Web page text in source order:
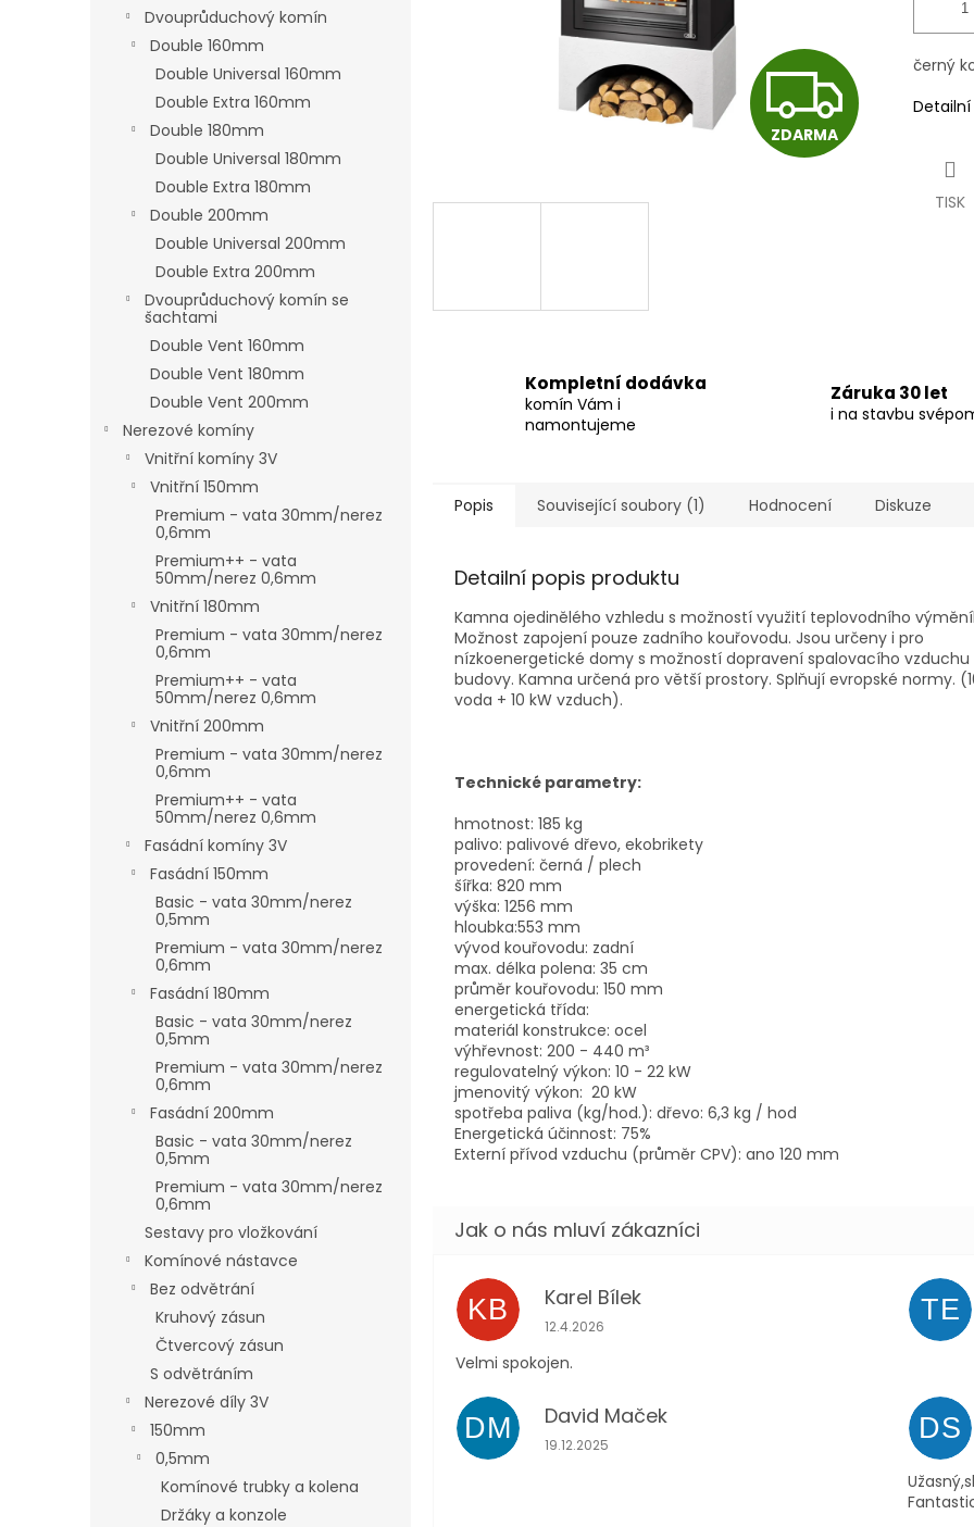
Dvouprůduchový komín
Double 160mm
Double Universal 160mm
Double Extra 160mm
Double 180mm
Double Universal 180mm
Double Extra 180mm
Double 200mm
Double Universal 200mm
Double Extra 200mm
Dvouprůduchový komín se
šachtami
Double Vent 160mm
Double Vent 180mm
Double Vent 200mm
Nerezové komíny
Vnitřní komíny 3V
Vnitřní 150mm
Premium - vata 30mm/nerez
0,6mm
Premium++ - vata
50mm/nerez 0,6mm
Vnitřní 180mm
Premium - vata 30mm/nerez
0,6mm
Premium++ - vata
50mm/nerez 0,6mm
Vnitřní 200mm
Premium - vata 30mm/nerez
0,6mm
Premium++ - vata
50mm/nerez 0,6mm
Fasádní komíny 3V
Fasádní 150mm
Basic - vata 30mm/nerez
0,5mm
Premium - vata 30mm/nerez
0,6mm
Fasádní 180mm
Basic - vata 30mm/nerez
0,5mm
Premium - vata 30mm/nerez
0,6mm
Fasádní 200mm
Basic - vata 30mm/nerez
0,5mm
Premium - vata 30mm/nerez
0,6mm
Sestavy pro vložkování
Komínové nástavce
Bez odvětrání
Kruhový zásun
Čtvercový zásun
S odvětráním
Nerezové díly 3V
150mm
0,5mm
Komínové trubky a kolena
Držáky a konzole
Z
D
M
ZDARMA
černý
TISK
Kompletní dodávka
komín Vám i
namontujeme
Záruka 30 let
i na stavbu
Popis Související soubory (1) Hodnocení Diskuze
Detailní popis produktu
Kamna ojedinělého vzhledu s možností využití teplovodního
Možnost zapojení pouze zadního kouřovodu. Jsou určeny i pro
nízkoenergetické domy s možností dopravení spalovacího vzduchu
budovy. Kamna určená pro větší prostory. Splňují evropské normy.
voda + 10 kW vzduch).
Technické parametry:
hmotnost: 185 kg
palivo: palivové dřevo, ekobrikety
provedení: černá / plech
šířka: 820 mm
výška: 1256 mm
hloubka:553 mm
vývod kouřovodu: zadní
max. délka polena: 35 cm
průměr kouřovodu: 150 mm
energetická třída:
materiál konstrukce: ocel
výhřevnost: 200 - 440 m³
regulovatelný výkon: 10 - 22 kW
jmenovitý výkon: 20 kW
spotřeba paliva (kg/hod.): dřevo: 6,3 kg / hod
Energetická účinnost: 75%
Externí přívod vzduchu (průměr CPV): ano 120 mm
KB Karel Bílek
Hodnocení obchodu je 5 z 5 hvězdiček.
12.4.2026
Velmi spokojen.
TE
DM David Maček
Hodnocení obchodu je 5 z 5 hvězdiček.
19.12.2025
DS